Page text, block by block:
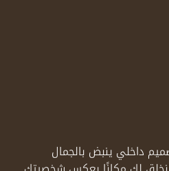
داخلي ينبض بالجمال